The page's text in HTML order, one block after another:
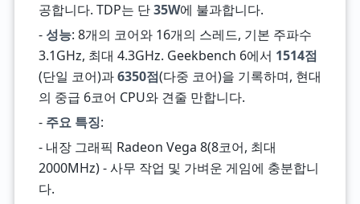
공합니다. TDP는 단35W에 불과합니다.
- 성능: 8개의 코어와 16개의 스레드, 기본 주파수
3.1GHz, 최대 4.3GHz. Geekbench 6에서 1514점
(단일 코어)과6350점(다중 코어)을 기록하며, 현대
의 중급 6코어 CPU와 견줄 만합니다.
- 주요 특징:
- 내장 그래픽 Radeon Vega 8(8코어, 최대
2000MHz) - 사무 작업 및 가벼운 게임에 충분합니
다.